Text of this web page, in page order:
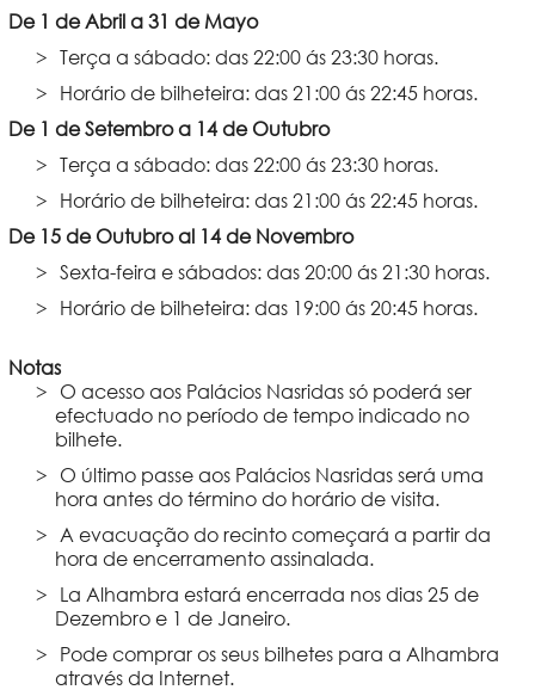
De 1 de Abril a 31 de Mayo
Terça a sábado: das 22:00 ás 23:30 horas.
Horário de bilheteira: das 21:00 ás 22:45 horas.
De 1 de Setembro a 14 de Outubro
Terça a sábado: das 22:00 ás 23:30 horas.
Horário de bilheteira: das 21:00 ás 22:45 horas.
De 15 de Outubro al 14 de Novembro
Sexta-feira e sábados: das 20:00 ás 21:30 horas.
Horário de bilheteira: das 19:00 ás 20:45 horas.
Notas
O acesso aos Palácios Nasridas só poderá ser
efectuado no período de tempo indicado no
bilhete.
O último passe aos Palácios Nasridas será uma
hora antes do término do horário de visita.
A evacuação do recinto começará a partir da
hora de encerramento assinalada.
La Alhambra estará encerrada nos dias 25 de
Dezembro e 1 de Janeiro.
Pode comprar os seus bilhetes para a Alhambra
através da Internet.